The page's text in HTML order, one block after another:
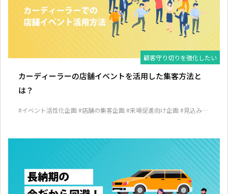
顧客守り切りを強化したい
カーディーラーの店舗イベントを活用した集客方法と
は？
#イベント活性化企画 #店舗の集客企画 #来場促進向け企画 #見込み客